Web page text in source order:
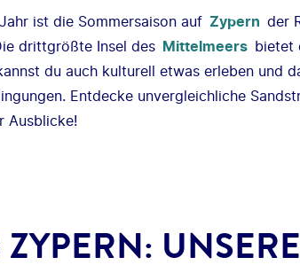
ist die Sommersaison auf Zypern der
drittgrößte Insel des Mittelmeers bietet
du auch kulturell etwas erleben und
Entdecke unvergleichliche
Ausblicke!